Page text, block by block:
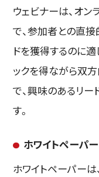
ウェビナーは、オ
で、参加者との直
ドを獲得するのに
ックを得ながら双
で、興味のあるリ
す。
ホワイトペーパー
ホワイトペーパー